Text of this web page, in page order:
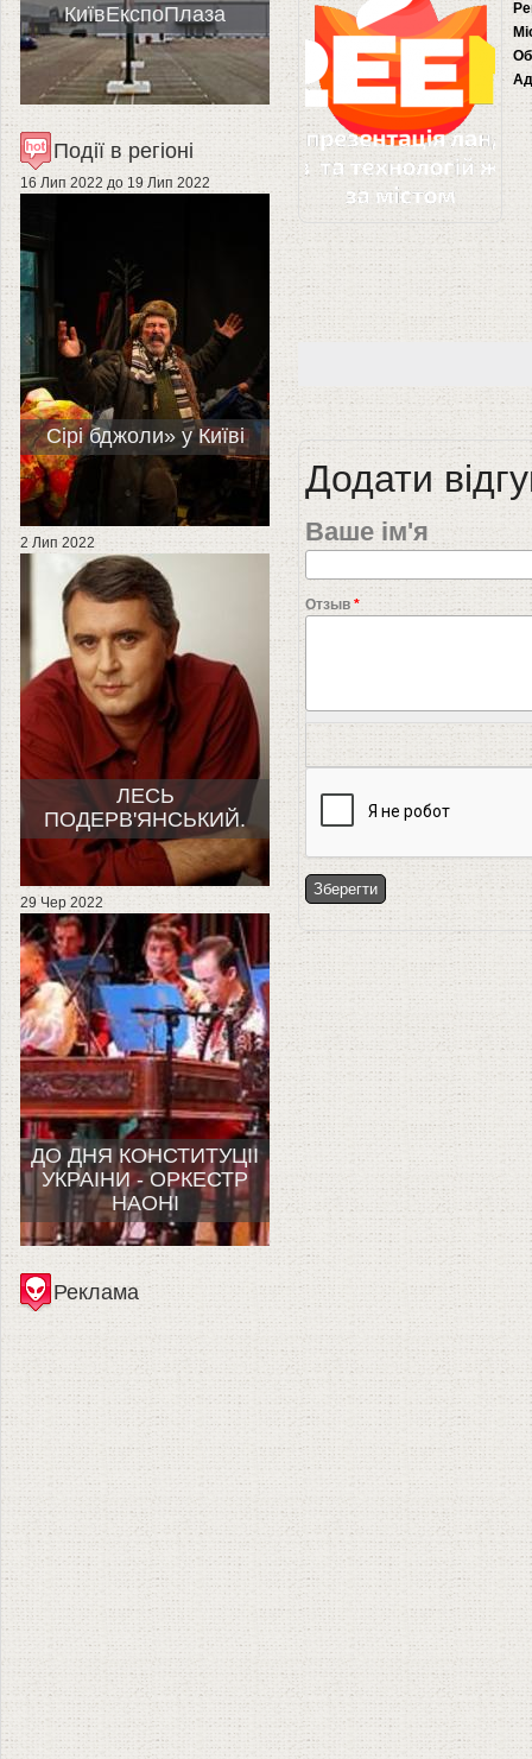
Додати
Ваше ім'я
Отзыв *
КиївЕкспоПлаза
Події в регіоні
16 Лип 2022 до 19 Лип 2022
Сірі бджоли» у Київі
2 Лип 2022
ЛЕСЬ
ПОДЕРВ'ЯНСЬКИЙ.
29 Чер 2022
ДО ДНЯ КОНСТИТУЦII
УКРАIНИ - ОРКЕСТР
НАОНI
Реклама